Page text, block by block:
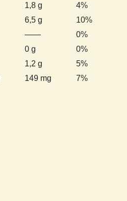
1,8 g
4%
6,5 g
10%
——
0%
0 g
0%
1,2 g
5%
149 mg
7%